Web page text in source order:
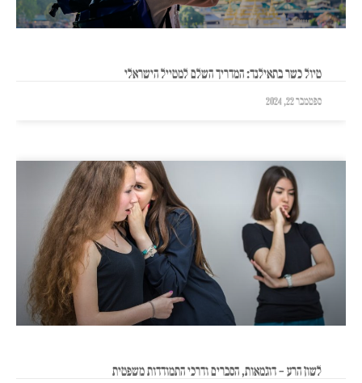
טיול כשר בתאילנד: המדריך השלם למטייל הישראלי
ספטמבר 22, 2024
לשון הרע – דוגמאות, הסברים ודרכי התמודדות משפטית